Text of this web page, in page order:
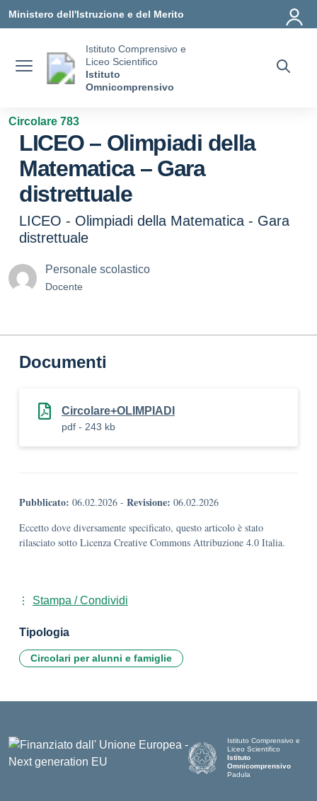
Ministero dell'Istruzione e del Merito
Istituto Comprensivo e
Liceo Scientifico
Istituto
Omnicomprensivo
Circolare 783
LICEO – Olimpiadi della
Matematica – Gara
distrettuale
LICEO - Olimpiadi della Matematica - Gara
distrettuale
Personale scolastico
Docente
Documenti
Circolare+OLIMPIADI
pdf - 243 kb
Pubblicato: 06.02.2026 - Revisione: 06.02.2026
Eccetto dove diversamente specificato, questo articolo è stato
rilasciato sotto Licenza Creative Commons Attribuzione 4.0 Italia.
Stampa / Condividi
Tipologia
Circolari per alunni e famiglie
Istituto Comprensivo e
Liceo Scientifico
Istituto
Omnicomprensivo
Padula